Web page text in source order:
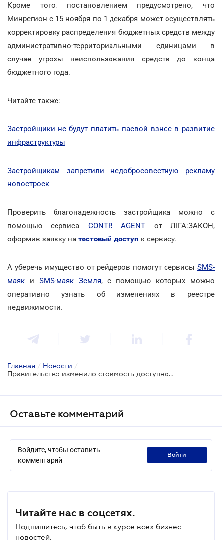
Кроме того, постановлением предусмотрено, что
Минрегион с 15 ноября по 1 декабря может осуществлять
корректировку распределения бюджетных средств между
административно-территориальными единицами в
случае угрозы неиспользования средств до конца
бюджетного года.
Читайте также:
Застройщики не будут платить паевой взнос в развитие
инфраструктуры
Застройщикам запретили недобросовестную рекламу
новостроек
Проверить благонадежность застройщика можно с
помощью сервиса CONTR AGENT от ЛІГА:ЗАКОН,
оформив заявку на тестовый доступ к сервису.
А уберечь имущество от рейдеров помогут сервисы SMS-
маяк и SMS-маяк Земля, с помощью которых можно
оперативно узнать об изменениях в реестре
недвижимости.
Главная / Новости /
Правительство изменило стоимость доступного жилья для населения
Оставьте комментарий
Войдите, чтобы оставить
комментарий
войти
Читайте нас в соцсетях.
Подпишитесь, чтоб быть в курсе всех бизнес-
новостей.